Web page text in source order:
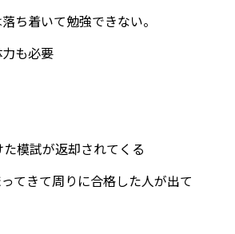
ち着いて勉強できない。
も必要
模試が返却されてくる
てきて周りに合格した人が出て